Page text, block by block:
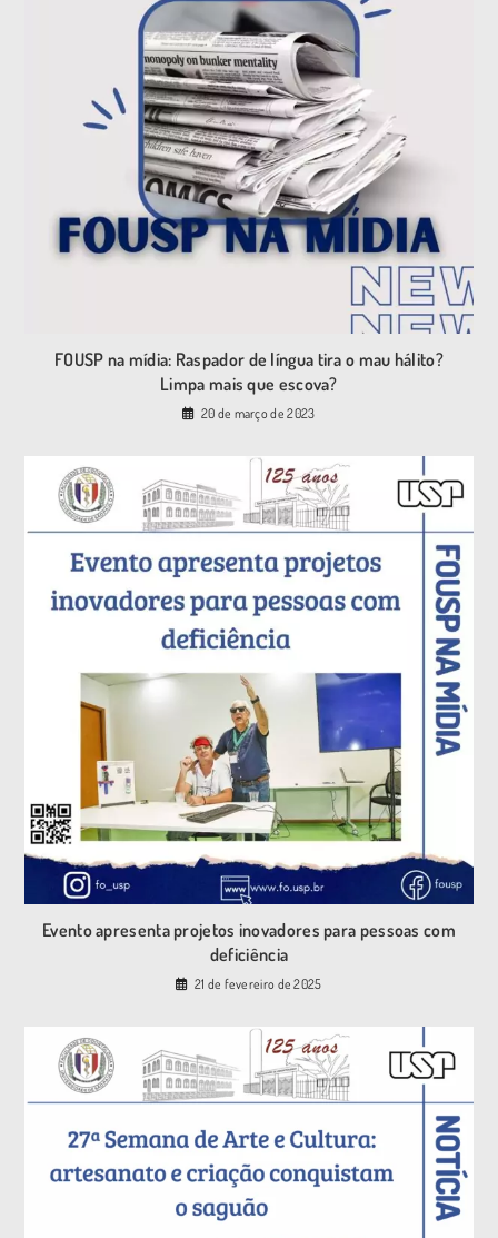
FOUSP na mídia: Raspador de língua tira o mau hálito?
Limpa mais que escova?
20 de março de 2023
Evento apresenta projetos inovadores para pessoas com
deficiência
21 de fevereiro de 2025